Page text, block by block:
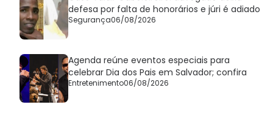
defesa por falta de honorários e júri é adiado
Segurança06/08/2026
Agenda reúne eventos especiais para
celebrar Dia dos Pais em Salvador; confira
Entretenimento06/08/2026